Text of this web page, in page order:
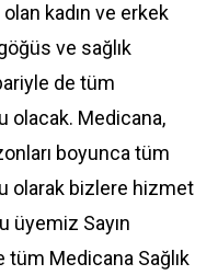
kadın ve erkek
ve sağlık
de tüm
olacak. Medicana,
boyunca tüm
olarak bizlere hizmet
üyemiz Sayın
Medicana Sağlık